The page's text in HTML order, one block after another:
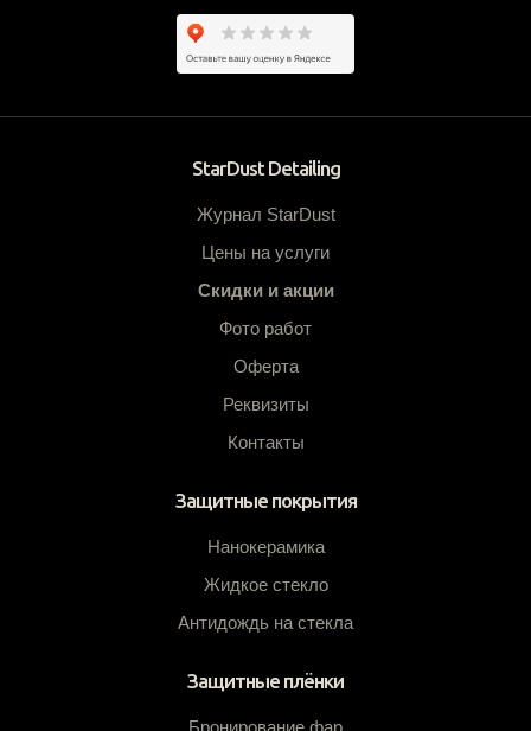
StarDust Detailing
Журнал StarDust
Цены на услуги
Скидки и акции
Фото работ
Оферта
Реквизиты
Контакты
Защитные покрытия
Нанокерамика
Жидкое стекло
Антидождь на стекла
Защитные плёнки
Бронирование фар